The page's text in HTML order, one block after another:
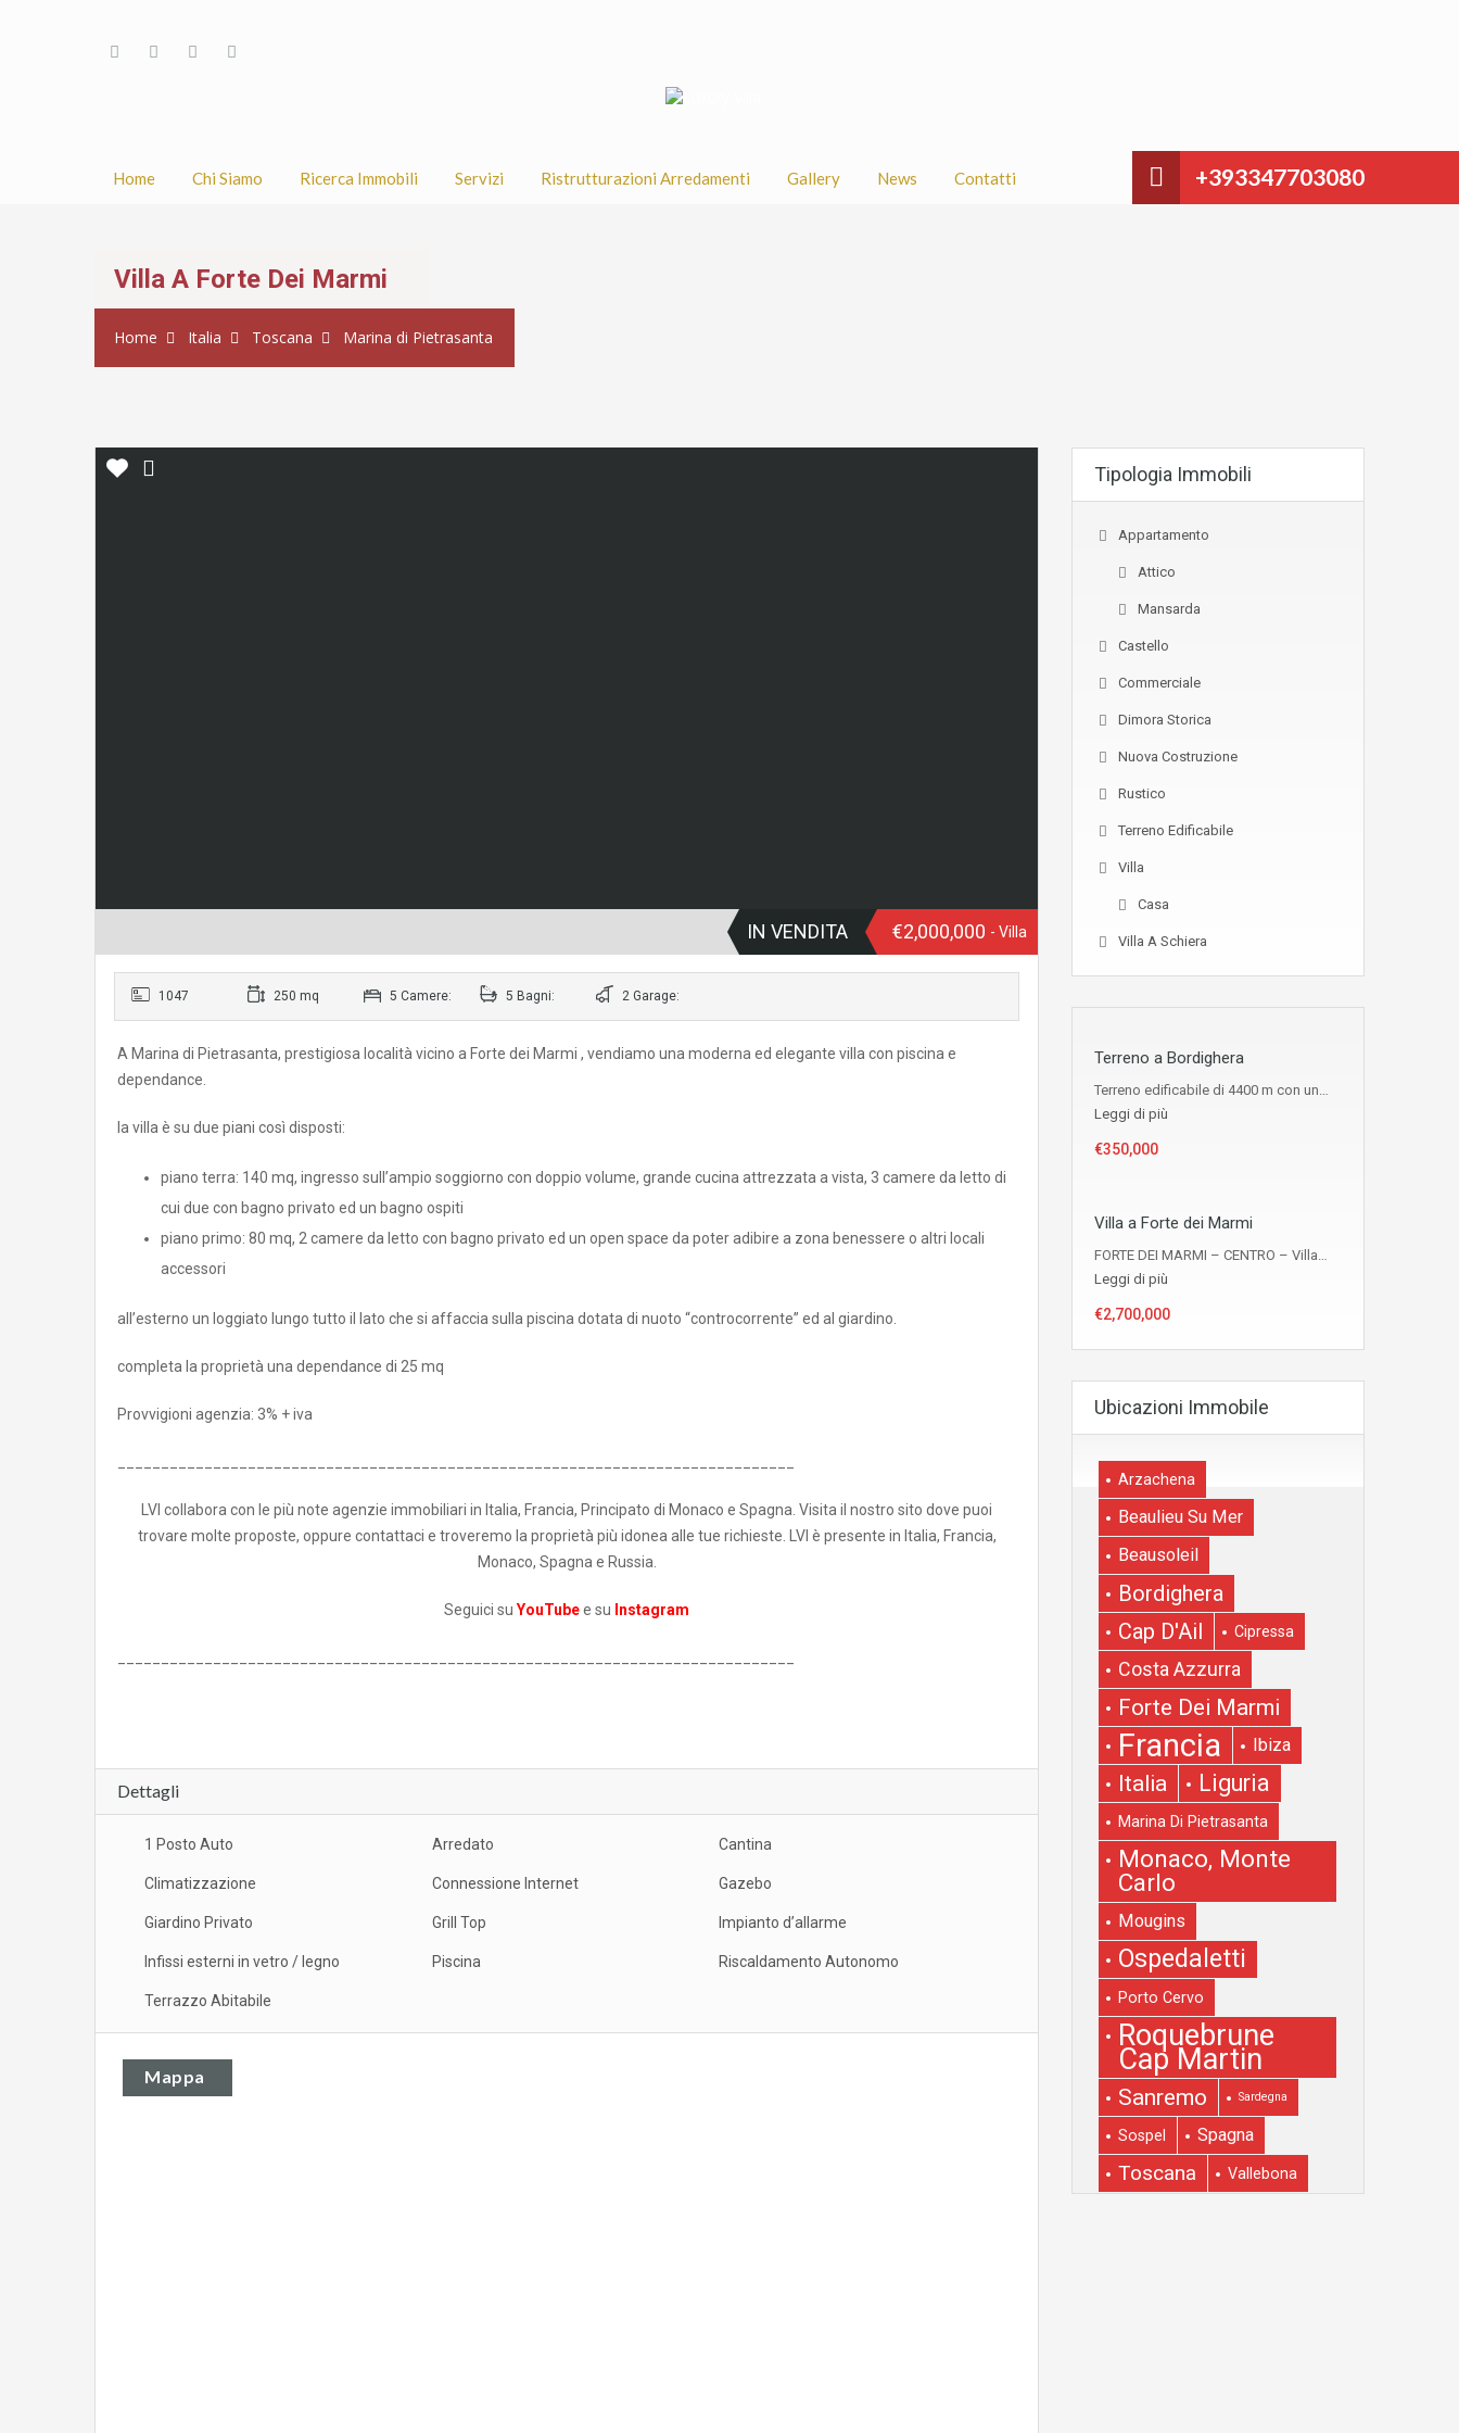
Home Chi Siamo Ricerca Immobili Servizi Ristrutturazioni Arredamenti Gallery News Contatti +393347703080
Villa A Forte Dei Marmi
Home Italia Toscana Marina di Pietrasanta
IN VENDITA €2,000,000 - Villa
1047 250 mq 5 Camere: 5 Bagni: 2 Garage:
A Marina di Pietrasanta, prestigiosa località vicino a Forte dei Marmi , vendiamo una moderna ed elegante villa con piscina e
dependance.
la villa è su due piani così disposti:
piano terra: 140 mq, ingresso sull’ampio soggiorno con doppio volume, grande cucina attrezzata a vista, 3 camere da letto di
cui due con bagno privato ed un bagno ospiti
piano primo: 80 mq, 2 camere da letto con bagno privato ed un open space da poter adibire a zona benessere o altri locali
accessori
all’esterno un loggiato lungo tutto il lato che si affaccia sulla piscina dotata di nuoto “controcorrente” ed al giardino.
completa la proprietà una dependance di 25 mq
Provvigioni agenzia: 3% + iva
LVI collabora con le più note agenzie immobiliari in Italia, Francia, Principato di Monaco e Spagna. Visita il nostro sito dove puoi
trovare molte proposte, oppure contattaci e troveremo la proprietà più idonea alle tue richieste. LVI è presente in Italia, Francia,
Monaco, Spagna e Russia.
Seguici su YouTubee su Instagram
Dettagli
1 Posto Auto Arredato Cantina
Climatizzazione Connessione Internet Gazebo
Giardino Privato Grill Top Impianto d’allarme
Infissi esterni in vetro / legno Piscina Riscaldamento Autonomo
Terrazzo Abitabile
Mappa
Tipologia Immobili
Appartamento
Attico
Mansarda
Castello
Commerciale
Dimora Storica
Nuova Costruzione
Rustico
Terreno Edificabile
Villa
Casa
Villa A Schiera
Terreno a Bordighera
Terreno edificabile di 4400 m con un…
Leggi di più
€350,000
Villa a Forte dei Marmi
FORTE DEI MARMI – CENTRO – Villa…
Leggi di più
€2,700,000
Ubicazioni Immobile
Arzachena
Beaulieu Su Mer
Beausoleil
Bordighera
Cap D'Ail
Cipressa
Costa Azzurra
Forte Dei Marmi
Francia Ibiza
Italia Liguria
Marina Di Pietrasanta
Monaco, Monte
Carlo
Mougins
Ospedaletti
Porto Cervo
Roquebrune
Cap Martin
Sanremo Sardegna
Sospel Spagna
Toscana Vallebona